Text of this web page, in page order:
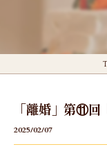
「離婚」第⑪
2025/02/07